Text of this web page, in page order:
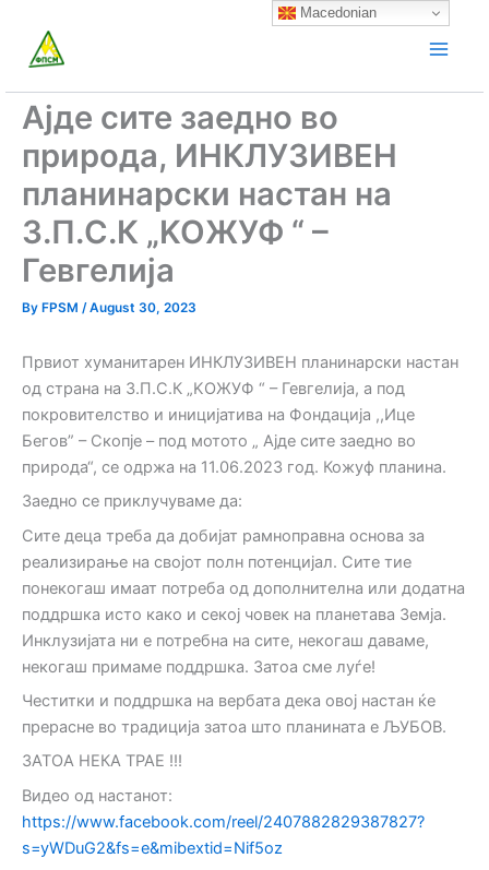
content
Ајде сите заедно во
природа, ИНКЛУЗИВЕН
планинарски настан на
З.П.С.К „KOЖУФ “ –
Гевгелија
By FPSM /August 30, 2023
Првиот хуманитарен ИНКЛУЗИВЕН планинарски настан
од страна на З.П.С.К „KOЖУФ “ – Гевгелија, а под
покровителство и иницијатива на Фондација ,,Ице
Бегов” – Скопје – под мотото „ Ајде сите заедно во
природа“, се одржа на 11.06.2023 год. Кожуф планина.
Заедно се приклучуваме да:
Сите деца треба да добијат рамноправна основа за
реализирање на својот полн потенцијал. Сите тие
понекогаш имаат потреба од дополнителна или додатна
поддршка исто како и секој човек на планетава Земја.
Инклузијата ни е потребна на сите, некогаш даваме,
некогаш примаме поддршка. Затоа сме луѓе!
Честитки и поддршка на вербата дека овој настан ќе
прерасне во традиција затоа што планината е ЉУБОВ.
ЗАТОА НЕКА ТРАЕ !!!
Видео од настанот:
https://www.facebook.com/reel/2407882829387827?
s=yWDuG2&fs=e&mibextid=Nif5oz
Macedonian